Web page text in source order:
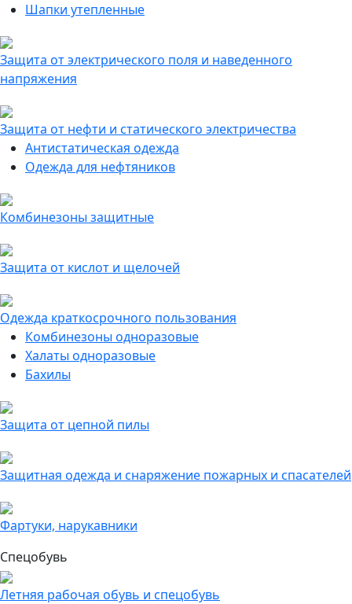
Шапки утепленные
Защита от электрического поля и наведенного
напряжения
Защита от нефти и статического электричества
Антистатическая одежда
Одежда для нефтяников
Комбинезоны защитные
Защита от кислот и щелочей
Одежда краткосрочного пользования
Комбинезоны одноразовые
Халаты одноразовые
Бахилы
Защита от цепной пилы
Защитная одежда и снаряжение пожарных и спасателей
Фартуки, нарукавники
Спецобувь
Летняя рабочая обувь и спецобувь